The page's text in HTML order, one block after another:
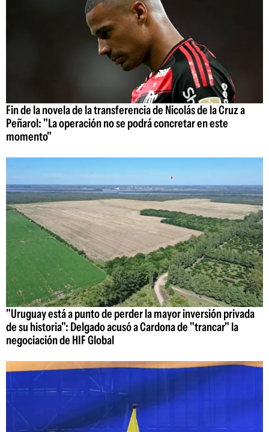
Fin de la novela de la transferencia de Nicolás de la Cruz a
Peñarol: "La operación no se podrá concretar en este
momento"
"Uruguay está a punto de perder la mayor inversión privada
de su historia": Delgado acusó a Cardona de "trancar" la
negociación de HIF Global